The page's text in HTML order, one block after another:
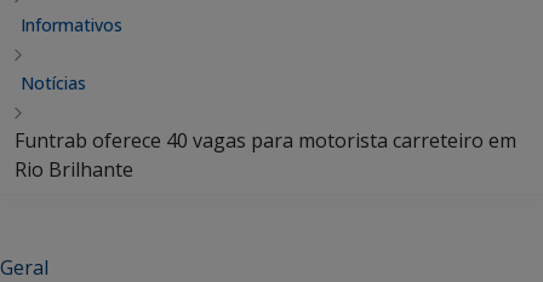
Informativos
Notícias
Funtrab oferece 40 vagas para motorista carreteiro em
Rio Brilhante
Geral